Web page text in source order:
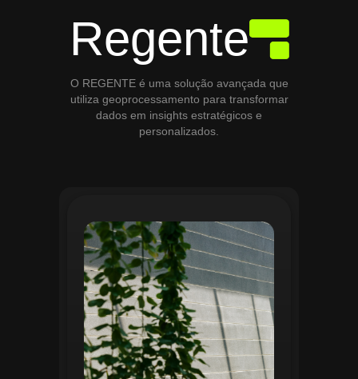
Regente
O REGENTE é uma solução avançada que
utiliza geoprocessamento para transformar
dados em insights estratégicos e
personalizados.
O módulo de Gestão de Áreas Verdes do
Regente aplica tecnologias avançadas de
geoprocessamento para mapear e
monitorar espaços verdes, registrando
localização, tipo de vegetação e estado
de conservação. Ele organiza fluxos de
manutenção e garante que as atividades
sejam realizadas de forma eficiente e
programada. Relatórios analíticos ajudam
a avaliar ações realizadas, promovendo a
sustentabilidade e o uso estratégico do
espaço urbano.